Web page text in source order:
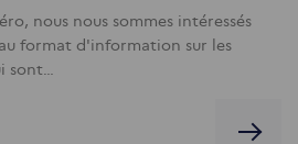
nous nous sommes intéressés
format d'information sur les
sont…